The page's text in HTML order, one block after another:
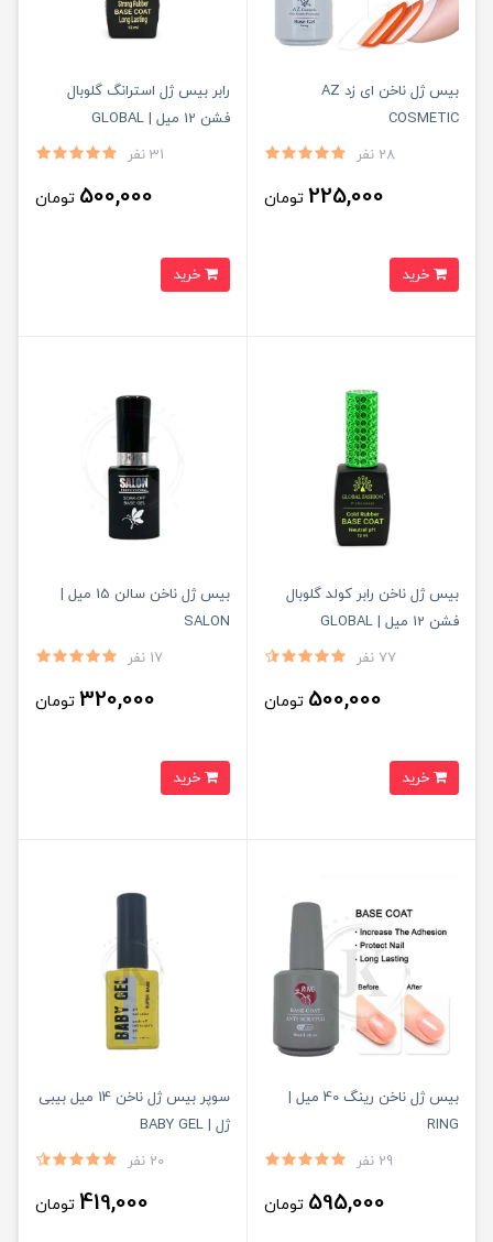
بیس ژل ناخن ای زد AZ
COSMETIC
28 نفر
225,000 تومان
رابر بیس ژل استرانگ گلوبال
فشن 12 میل | GLOBAL
31 نفر
500,000 تومان
بیس ژل ناخن رابر کولد گلوبال
فشن 12 میل | GLOBAL
77 نفر
500,000 تومان
بیس ژل ناخن سالن 15 میل |
SALON
17 نفر
320,000 تومان
بیس ژل ناخن رینگ 40 میل |
RING
29 نفر
595,000 تومان
سوپر بیس ژل ناخن 14 میل بیبی
ژل | BABY GEL
20 نفر
419,000 تومان